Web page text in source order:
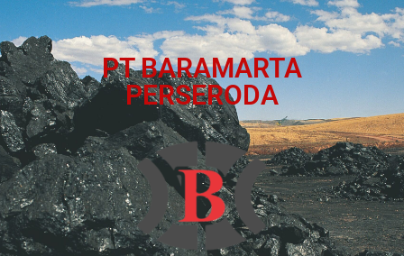
PT BARAMARTA
PERSERODA